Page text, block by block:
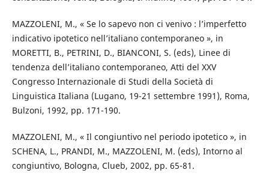
MAZZOLENI, M., « Se lo sapevo non ci venivo : l’imperfetto
indicativo ipotetico nell’italiano contemporaneo », in
MORETTI, B., PETRINI, D., BIANCONI, S. (eds), Linee di
tendenza dell’italiano contemporaneo, Atti del XXV
Congresso Internazionale di Studi della Società di
Linguistica Italiana (Lugano, 19-21 settembre 1991), Roma,
Bulzoni, 1992, pp. 171-190.
MAZZOLENI, M., « Il congiuntivo nel periodo ipotetico », in
SCHENA, L., PRANDI, M., MAZZOLENI, M. (eds), Intorno al
congiuntivo, Bologna, Clueb, 2002, pp. 65-81.